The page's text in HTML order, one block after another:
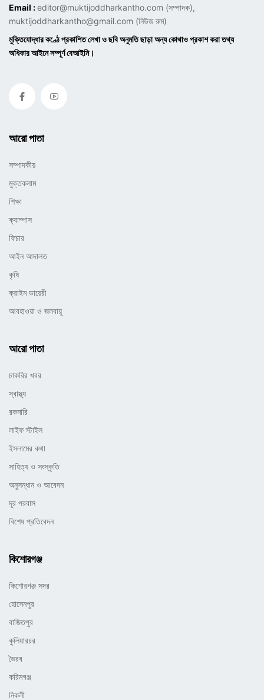
Email :editor@muktijoddharkantho.com (সম্পাদক),
muktijoddharkantho@gmail.com (নিউজ রুম)
মুক্তিযোদ্ধার কণ্ঠে প্রকাশিত লেখা ও ছবি অনুমতি ছাড়া অন্য কোথাও প্রকাশ করা তথ্য
অধিকার আইনে সম্পূর্ণ বেআইনি।
আরো পাতা
সম্পাদকীয়
মুক্তকলাম
শিক্ষা
ক্যাম্পাস
ফিচার
আইন আদালত
কৃষি
ক্রাইম ডায়েরী
আবহাওয়া ও জলবায়ূ
আরো পাতা
চাকরির খবর
স্বাস্থ্য
রকমারি
লাইফ স্টাইল
ইসলামের কথা
সাহিত্য ও সংস্কৃতি
অনুসন্ধান ও আবেদন
দূর পরবাস
বিশেষ প্রতিবেদন
কিশোরগঞ্জ
কিশোরগঞ্জ সদর
হোসেনপুর
বাজিতপুর
কুলিয়ারচর
ভৈরব
করিমগঞ্জ
নিকলী